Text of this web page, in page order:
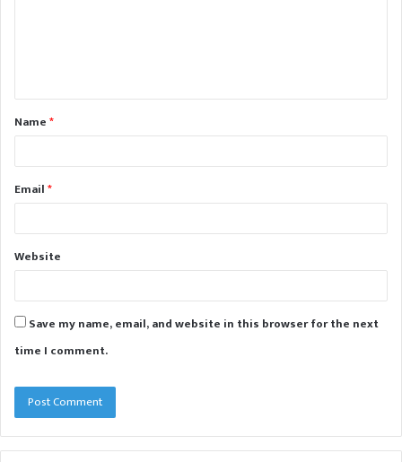
t
*Name*
Email*
Website
Save my name, email, and website in this browser for the next
time I comment.